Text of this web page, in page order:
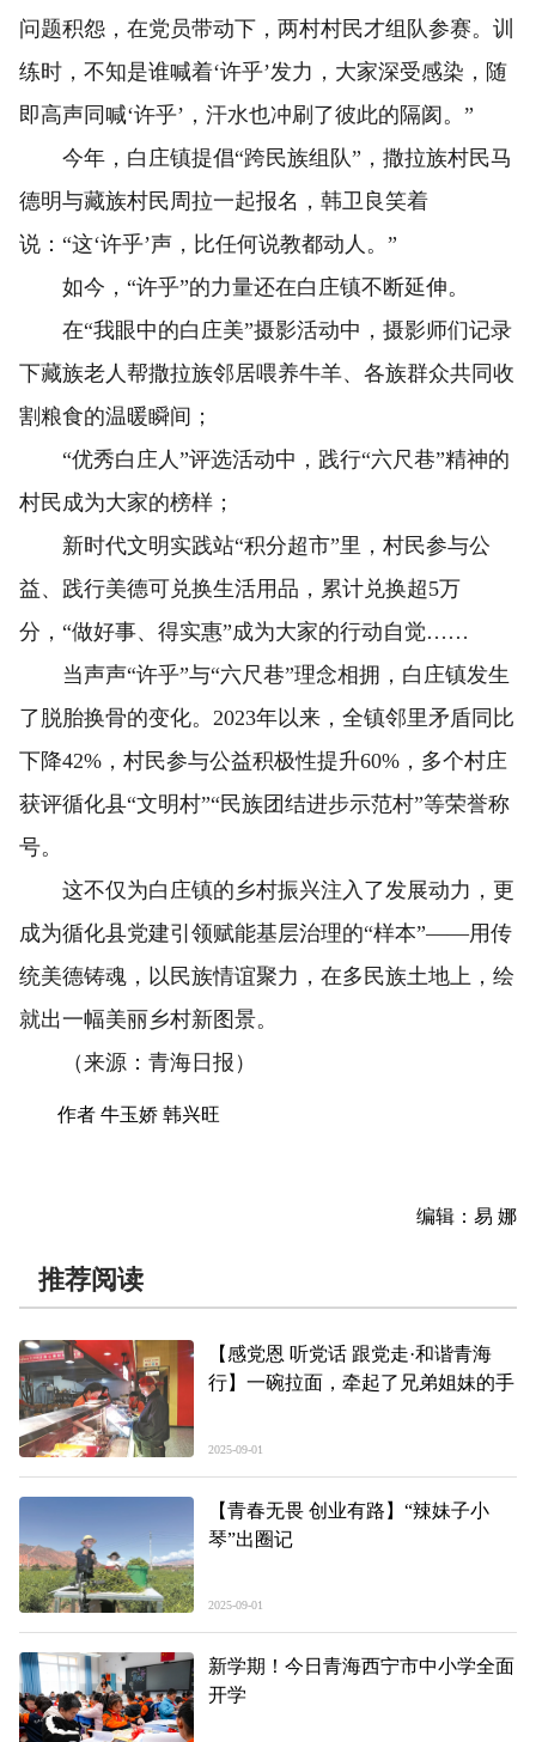
问题积怨，在党员带动下，两村村民才组队参赛。训
练时，不知是谁喊着‘许乎’发力，大家深受感染，随
即高声同喊‘许乎’，汗水也冲刷了彼此的隔阂。”
今年，白庄镇提倡“跨民族组队”，撒拉族村民马
德明与藏族村民周拉一起报名，韩卫良笑着
说：“这‘许乎’声，比任何说教都动人。”
如今，“许乎”的力量还在白庄镇不断延伸。
在“我眼中的白庄美”摄影活动中，摄影师们记录
下藏族老人帮撒拉族邻居喂养牛羊、各族群众共同收
割粮食的温暖瞬间；
“优秀白庄人”评选活动中，践行“六尺巷”精神的
村民成为大家的榜样；
新时代文明实践站“积分超市”里，村民参与公
益、践行美德可兑换生活用品，累计兑换超5万
分，“做好事、得实惠”成为大家的行动自觉……
当声声“许乎”与“六尺巷”理念相拥，白庄镇发生
了脱胎换骨的变化。2023年以来，全镇邻里矛盾同比
下降42%，村民参与公益积极性提升60%，多个村庄
获评循化县“文明村”“民族团结进步示范村”等荣誉称
号。
这不仅为白庄镇的乡村振兴注入了发展动力，更
成为循化县党建引领赋能基层治理的“样本”——用传
统美德铸魂，以民族情谊聚力，在多民族土地上，绘
就出一幅美丽乡村新图景。
（来源：青海日报）
作者 牛玉娇 韩兴旺
编辑：易 娜
推荐阅读
【感党恩 听党话 跟党走·和谐青海
行】一碗拉面，牵起了兄弟姐妹的手
2025-09-01
【青春无畏 创业有路】“辣妹子小
琴”出圈记
2025-09-01
新学期！今日青海西宁市中小学全面
开学